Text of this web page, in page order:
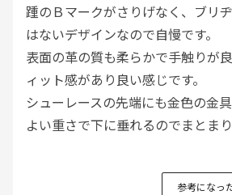
踵のＢマークがさりげなく、ブリ
はないデザインなので自慢です。
表面の革の質も柔らかで手触りが
ィット感があり良い感じです。
シューレースの先端にも金色の金
よい重さで下に垂れるのでまとまり
パターを打つときもキラッと光っ
参考になっ